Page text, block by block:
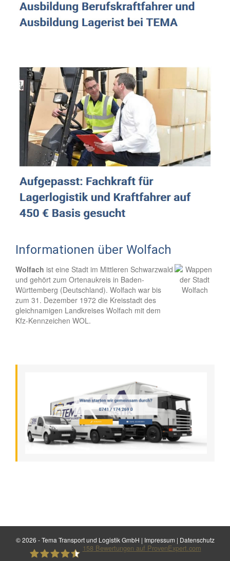
Informationen über Wolfach
Wolfach ist eine Stadt im Mittleren Schwarzwald
und gehört zum Ortenaukreis in Baden-
Württemberg (Deutschland). Wolfach war bis
zum 31. Dezember 1972 die Kreisstadt des
gleichnamigen Landkreises Wolfach mit dem
Kfz-Kennzeichen WOL.
©2026 - Tema Transport und Logistik GmbH | Impressum | Datenschutz
158Bewertungen auf ProvenExpert.com